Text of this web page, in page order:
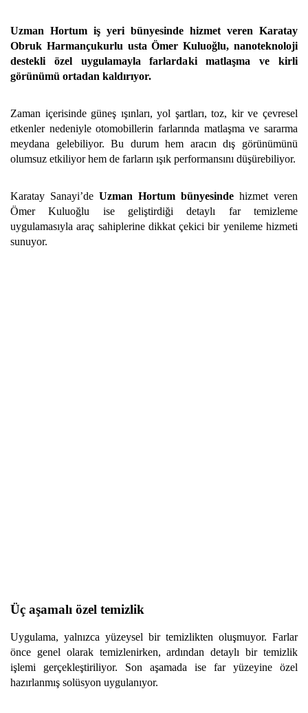
Uzman Hortum iş yeri bünyesinde hizmet veren Karatay
Obruk Harmançukurlu usta Ömer Kuluoğlu, nanoteknoloji
destekli özel uygulamayla farlardaki matlaşma ve kirli
görünümü ortadan kaldırıyor.
Zaman içerisinde güneş ışınları, yol şartları, toz, kir ve çevresel
etkenler nedeniyle otomobillerin farlarında matlaşma ve sararma
meydana gelebiliyor. Bu durum hem aracın dış görünümünü
olumsuz etkiliyor hem de farların ışık performansını düşürebiliyor.
Karatay Sanayi’de Uzman Hortum bünyesinde hizmet veren
Ömer Kuluoğlu ise geliştirdiği detaylı far temizleme
uygulamasıyla araç sahiplerine dikkat çekici bir yenileme hizmeti
sunuyor.
Üç aşamalı özel temizlik
Uygulama, yalnızca yüzeysel bir temizlikten oluşmuyor. Farlar
önce genel olarak temizlenirken, ardından detaylı bir temizlik
işlemi gerçekleştiriliyor. Son aşamada ise far yüzeyine özel
hazırlanmış solüsyon uygulanıyor.